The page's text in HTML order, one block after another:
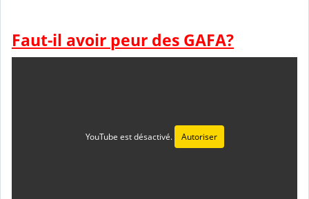
Faut-il avoir peur des GAFA?
YouTube est désactivé. Autoriser